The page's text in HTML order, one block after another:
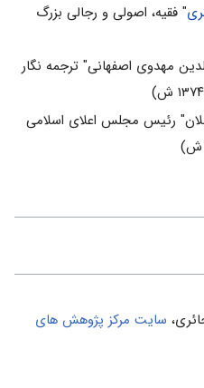
" فقیه، اصولی و رجالی بزرگ
مهدوی اصفهانی" ترجمه نگار
قبلان" رئیس مجلس اعلای اسلامی
سایت مركز پژوهش هاى